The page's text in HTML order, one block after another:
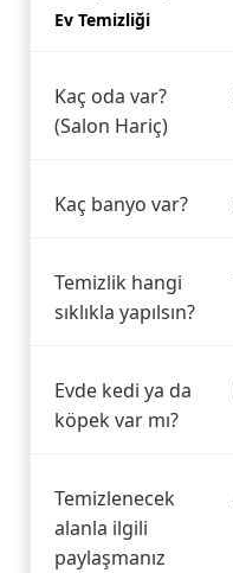
Ev Temizliği
Kaç oda var?
(Salon Hariç)
Kaç banyo var?
Temizlik hangi
sıklıkla yapılsın?
Evde kedi ya da
köpek var mı?
Temizlenecek
alanla ilgili
paylaşmanız